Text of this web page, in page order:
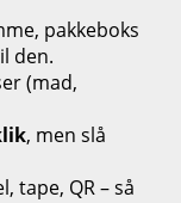
pakkeboks
den.
(mad,
, men slå
tape, QR – så